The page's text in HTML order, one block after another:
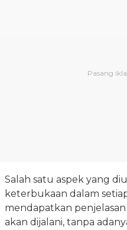
Salah satu aspek yang
keterbukaan dalam
mendapatkan
akan dijalani, tanpa